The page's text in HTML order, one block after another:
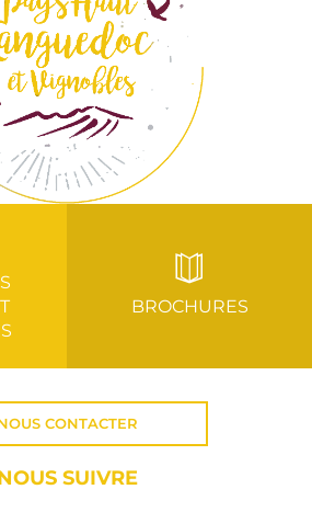
BROCHURES
CONTACTER
SUIVRE